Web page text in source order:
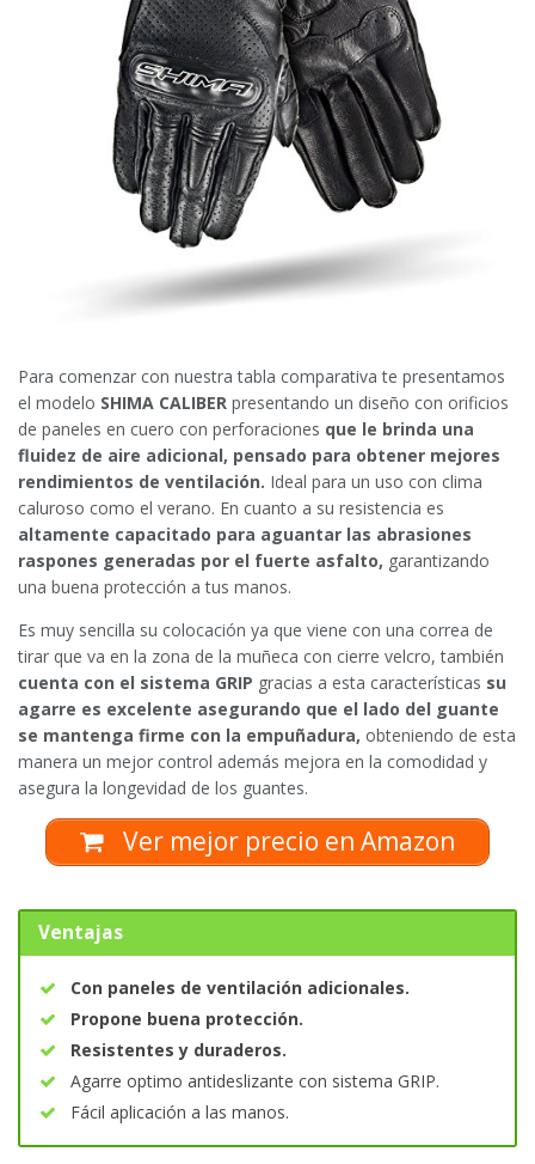
Para comenzar con nuestra tabla comparativa te presentamos
el modelo SHIMA CALIBER presentando un diseño con orificios
de paneles en cuero con perforaciones que le brinda una
fluidez de aire adicional, pensado para obtener mejores
rendimientos de ventilación. Ideal para un uso con clima
caluroso como el verano. En cuanto a su resistencia es
altamente capacitado para aguantar las abrasiones
raspones generadas por el fuerte asfalto, garantizando
una buena protección a tus manos.
Es muy sencilla su colocación ya que viene con una correa de
tirar que va en la zona de la muñeca con cierre velcro, también
cuenta con el sistema GRIP gracias a esta características su
agarre es excelente asegurando que el lado del guante
se mantenga firme con la empuñadura, obteniendo de esta
manera un mejor control además mejora en la comodidad y
asegura la longevidad de los guantes.
Ver mejor precio en Amazon
Ventajas
Con paneles de ventilación adicionales.
Propone buena protección.
Resistentes y duraderos.
Agarre optimo antideslizante con sistema GRIP.
Fácil aplicación a las manos.